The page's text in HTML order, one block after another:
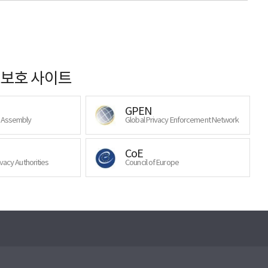
호 사이트
GPEN
Global Privacy Enforcement Network
Authorities
CoE
Council of Europe